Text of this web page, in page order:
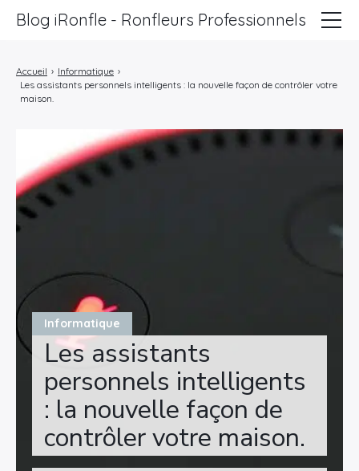
Informatique
Les assistants
personnels intelligents
: la nouvelle façon de
contrôler votre maison.
Accueil › Informatique ›
Les assistants personnels intelligents : la nouvelle façon de contrôler votre
maison.
Blog iRonfle - Ronfleurs Professionnels
Revue Web
Marketing
Lifestyle
Entreprises